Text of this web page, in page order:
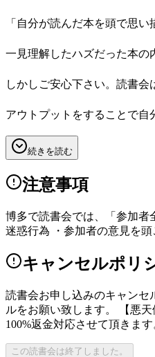
「自分が読んだ本を頭で思
一見理解したハズだった本の
しかしご安心下さい。読書会
アウトプットをすることで自
続きを読む
注意事項
博多で読書会では、「参加者
迷惑行為 ・参加者の意見を
キャンセルポリ
読書会お申し込みのキャンセ
ルをお願い致します。 【悪
100%返金対応させて頂きま
この読書会は終了しました。